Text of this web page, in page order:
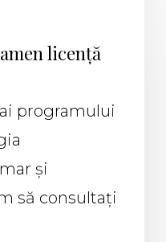
licență
programului
și
să consultați